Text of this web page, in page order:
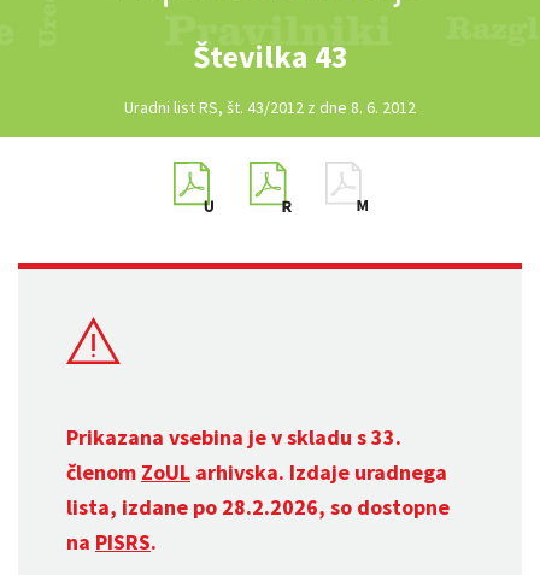
Številka 43
Uradni list RS, št. 43/2012 z dne 8. 6. 2012
Prikazana vsebina je v skladu s 33.
členom ZoUL arhivska. Izdaje uradnega
lista, izdane po 28.2.2026, so dostopne
na PISRS.